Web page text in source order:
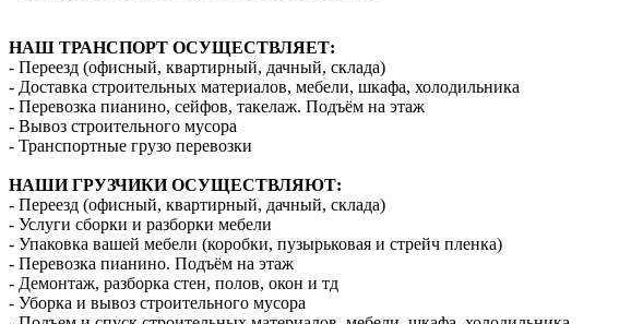
НАШ ТРАНСПОРТ ОСУЩЕСТВЛЯЕТ:
- Переезд (офисный, квартирный, дачный, склада)
- Доставка строительных материалов, мебели, шкафа, холодильника
- Перевозка пианино, сейфов, такелаж. Подъём на этаж
- Вывоз строительного мусора
- Транспортные грузо перевозки
НАШИ ГРУЗЧИКИ ОСУЩЕСТВЛЯЮТ:
- Переезд (офисный, квартирный, дачный, склада)
- Услуги сборки и разборки мебели
- Упаковка вашей мебели (коробки, пузырьковая и стрейч пленка)
- Перевозка пианино. Подъём на этаж
- Демонтаж, разборка стен, полов, окон и тд
- Уборка и вывоз строительного мусора